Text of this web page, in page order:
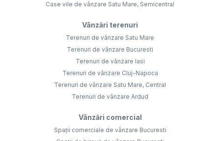
Case vile de vânzare Satu Mare, Semicentral
Vânzări terenuri
Terenuri de vânzare Satu Mare
Terenuri de vânzare Bucuresti
Terenuri de vânzare Iasi
Terenuri de vânzare Cluj-Napoca
Terenuri de vânzare Satu Mare, Central
Terenuri de vânzare Ardud
Vânzări comercial
Spații comerciale de vânzare Bucuresti